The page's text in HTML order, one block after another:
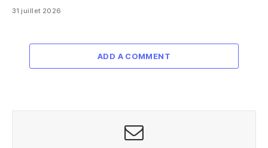
31 juillet 2026
ADD A COMMENT